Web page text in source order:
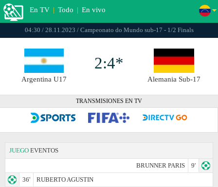
En TV | Todo | En vivo
04:30 / 28.11.2023 / Campeonato do Mundo sub-17 - 1/2 Finals
Argentina U17
2:4*
Alemania Sub-17
TRANSMISIONES EN TV
JUEGO EVENTOS
BRUNNER PARIS
9'
36'
RUBERTO AGUSTIN